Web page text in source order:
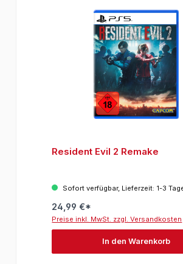
Resident Evil 2 Remake
Sofort verfügbar, Lieferzeit: 1-3
24,99 €*
Preise inkl. MwSt. zzgl. Versandkosten
In den Warenkorb